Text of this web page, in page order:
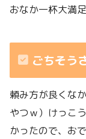
おなか一杯大満足
ごちそう
頼み方が良くな
やつｗ）けっこ
かったので、お